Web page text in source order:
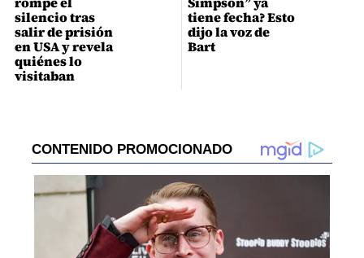
silencio tras
salir de prisión
en USA y revela
quiénes lo
visitaban
tiene fecha? Esto
dijo la voz de
Bart